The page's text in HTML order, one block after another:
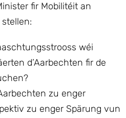
fir Mobilitéit an
wéi
d’Aarbechten fir de
zu enger
zu enger Spärung vun